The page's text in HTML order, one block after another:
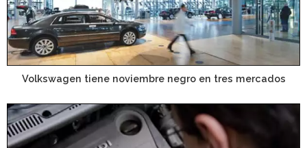
Volkswagen tiene noviembre negro en tres mercados